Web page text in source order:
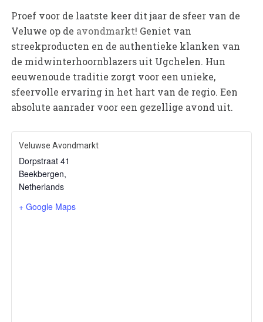
Proef voor de laatste keer dit jaar de sfeer van de
Veluwe op de avondmarkt! Geniet van
streekproducten en de authentieke klanken van
de midwinterhoornblazers uit Ugchelen. Hun
eeuwenoude traditie zorgt voor een unieke,
sfeervolle ervaring in het hart van de regio. Een
absolute aanrader voor een gezellige avond uit.
Veluwse Avondmarkt
Dorpstraat 41
Beekbergen,
Netherlands
+ Google Maps